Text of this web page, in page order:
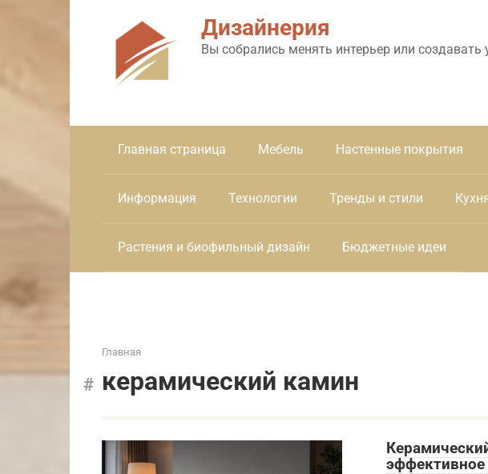
Дизайнерия
Вы собрались менять интерьер или
Главная страница Мебель Настенные покрытия
Информация Технологии Тренды и стили
Растения и биофильный дизайн Бюджетные идеи
Главная
керамический камин